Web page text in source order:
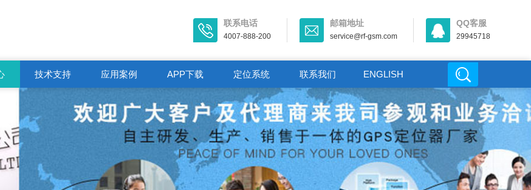
联系电话
4007-888-200
邮箱地址
service@rf-gsm.com
QQ客服
29945718
技术支持 应用案例 APP下载 定位系统 联系我们 ENGLISH